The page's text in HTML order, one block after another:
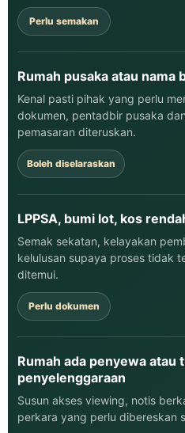
Perlu semakan
Rumah pusaka atau nama
Kenal pasti pihak yang perlu
dokumen, pentadbir pusaka
pemasaran diteruskan.
Boleh diselaraskan
LPPSA, bumi lot, kos
Semak sekatan, kelayakan
kelulusan supaya proses tidak
ditemui.
Perlu dokumen
Rumah ada penyewa atau
penyelenggaraan
Susun akses viewing, notis
perkara yang perlu dibereskan